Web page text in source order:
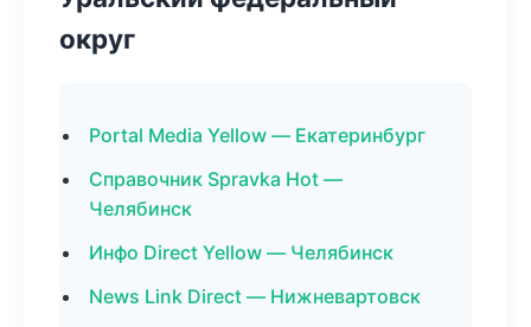
округ
Portal Media Yellow — Екатеринбург
Справочник Spravka Hot —
Челябинск
Инфо Direct Yellow — Челябинск
News Link Direct — Нижневартовск